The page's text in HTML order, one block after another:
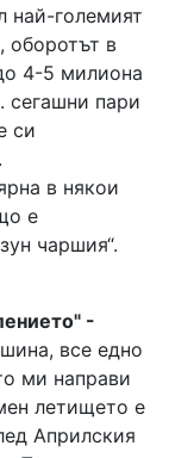
най-големият
оборотът в
4-5 милиона
сегашни пари
си
в някои
е
чаршия“.
-
все едно
ми направи
летището е
Априлския